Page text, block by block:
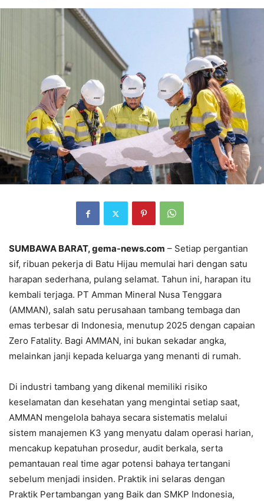
SUMBAWA BARAT, gema-news.com – Setiap pergantian
sif, ribuan pekerja di Batu Hijau memulai hari dengan satu
harapan sederhana, pulang selamat. Tahun ini, harapan itu
kembali terjaga. PT Amman Mineral Nusa Tenggara
(AMMAN), salah satu perusahaan tambang tembaga dan
emas terbesar di Indonesia, menutup 2025 dengan capaian
Zero Fatality. Bagi AMMAN, ini bukan sekadar angka,
melainkan janji kepada keluarga yang menanti di rumah.
Di industri tambang yang dikenal memiliki risiko
keselamatan dan kesehatan yang mengintai setiap saat,
AMMAN mengelola bahaya secara sistematis melalui
sistem manajemen K3 yang menyatu dalam operasi harian,
mencakup kepatuhan prosedur, audit berkala, serta
pemantauan real time agar potensi bahaya tertangani
sebelum menjadi insiden. Praktik ini selaras dengan
Praktik Pertambangan yang Baik dan SMKP Indonesia,